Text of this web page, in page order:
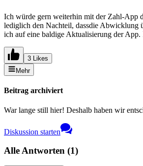
Ich würde gern weiterhin mit der Zahl-App
lediglich den Nachteil, dassdie Abwicklung
ich auf eine baldige Aktualisierung der App.
3 Likes
Mehr
Beitrag archiviert
War lange still hier! Deshalb haben wir
Diskussion starten
Alle Antworten (1)